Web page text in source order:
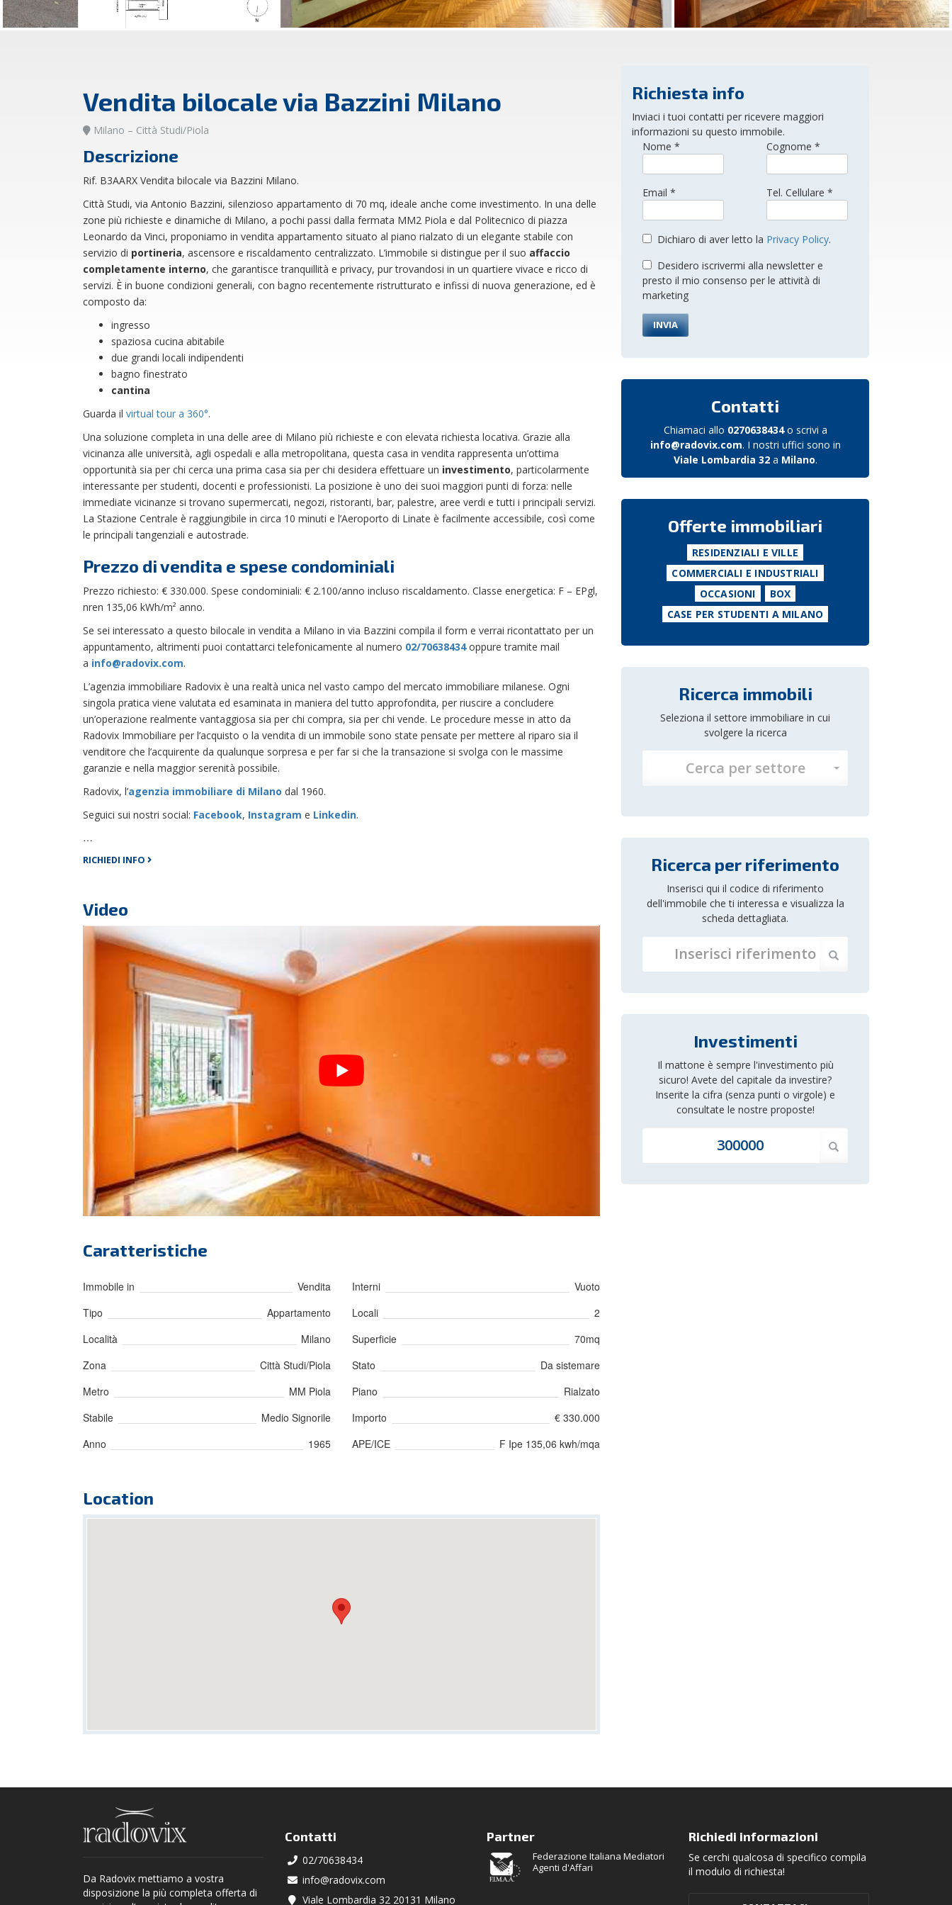
Vendita bilocale via Bazzini Milano
Milano – Città Studi/Piola
Descrizione
Rif. B3AARX Vendita bilocale via Bazzini Milano.
Città Studi, via Antonio Bazzini, silenzioso appartamento di 70 mq, ideale anche come investimento. In una delle
zone più richieste e dinamiche di Milano, a pochi passi dalla fermata MM2 Piola e dal Politecnico di piazza
Leonardo da Vinci, proponiamo in vendita appartamento situato al piano rialzato di un elegante stabile con
servizio di portineria, ascensore e riscaldamento centralizzato. L’immobile si distingue per il suo affaccio
completamente interno, che garantisce tranquillità e privacy, pur trovandosi in un quartiere vivace e ricco di
servizi. È in buone condizioni generali, con bagno recentemente ristrutturato e infissi di nuova generazione, ed è
composto da:
ingresso
spaziosa cucina abitabile
due grandi locali indipendenti
bagno finestrato
cantina
Guarda il virtual tour a 360°.
Una soluzione completa in una delle aree di Milano più richieste e con elevata richiesta locativa. Grazie alla
vicinanza alle università, agli ospedali e alla metropolitana, questa casa in vendita rappresenta un’ottima
opportunità sia per chi cerca una prima casa sia per chi desidera effettuare un investimento, particolarmente
interessante per studenti, docenti e professionisti. La posizione è uno dei suoi maggiori punti di forza: nelle
immediate vicinanze si trovano supermercati, negozi, ristoranti, bar, palestre, aree verdi e tutti i principali servizi.
La Stazione Centrale è raggiungibile in circa 10 minuti e l’Aeroporto di Linate è facilmente accessibile, così come
le principali tangenziali e autostrade.
Prezzo di vendita e spese condominiali
Prezzo richiesto: € 330.000. Spese condominiali: € 2.100/anno incluso riscaldamento. Classe energetica: F – EPgl,
nren 135,06 kWh/m² anno.
Se sei interessato a questo bilocale in vendita a Milano in via Bazzini compila il form e verrai ricontattato per un
appuntamento, altrimenti puoi contattarci telefonicamente al numero 02/70638434oppure tramite mail
a info@radovix.com.
L’agenzia immobiliare Radovix è una realtà unica nel vasto campo del mercato immobiliare milanese. Ogni
singola pratica viene valutata ed esaminata in maniera del tutto approfondita, per riuscire a concludere
un’operazione realmente vantaggiosa sia per chi compra, sia per chi vende. Le procedure messe in atto da
Radovix Immobiliare per l’acquisto o la vendita di un immobile sono state pensate per mettere al riparo sia il
venditore che l’acquirente da qualunque sorpresa e per far si che la transazione si svolga con le massime
garanzie e nella maggior serenità possibile.
Radovix, l’agenzia immobiliare di Milano dal 1960.
Seguici sui nostri social: Facebook, Instagram e Linkedin.
…
RICHIEDI INFO
Video
Caratteristiche
Immobile in
Vendita
Tipo
Appartamento
Località
Milano
Zona
Città Studi/Piola
Metro
MM Piola
Stabile
Medio Signorile
Anno
1965
Interni
Vuoto
Locali
2
Superficie
70mq
Stato
Da sistemare
Piano
Rialzato
Importo
€ 330.000
APE/ICE
F Ipe 135,06 kwh/mqa
Location
Richiesta info
Inviaci i tuoi contatti per ricevere maggiori
informazioni su questo immobile.
Nome *
Cognome *
Email * Tel. Cellulare *
Dichiaro di aver letto la Privacy Policy.
Desidero iscrivermi alla newsletter e
presto il mio consenso per le attività di
marketing
Contatti
Chiamaci allo 0270638434o scrivi a
info@radovix.com. I nostri uffici sono in
Viale Lombardia 32a Milano.
Offerte immobiliari
RESIDENZIALI E VILLE
COMMERCIALI E INDUSTRIALI
OCCASIONI
BOX
CASE PER STUDENTI A MILANO
Ricerca immobili
Seleziona il settore immobiliare in cui
svolgere la ricerca
Cerca per settore
Ricerca per riferimento
Inserisci qui il codice di riferimento
dell'immobile che ti interessa e visualizza la
scheda dettagliata.
Investimenti
Il mattone è sempre l'investimento più
sicuro! Avete del capitale da investire?
Inserite la cifra (senza punti o virgole) e
consultate le nostre proposte!
Da Radovix mettiamo a vostra
disposizione la più completa offerta di
Contatti
02/70638434
info@radovix.com
Viale Lombardia 32 20131 Milano
Partner
Federazione Italiana Mediatori
Agenti d'Affari
Richiedi informazioni
Se cerchi qualcosa di specifico compila
il modulo di richiesta!